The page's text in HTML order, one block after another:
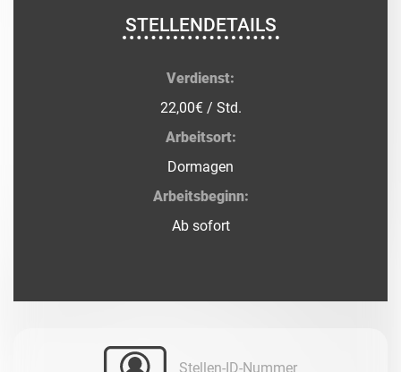
STELLENDETAILS
Verdienst:
22,00€ / Std.
Arbeitsort:
Dormagen
Arbeitsbeginn:
Ab sofort
Stellen-ID-Nummer